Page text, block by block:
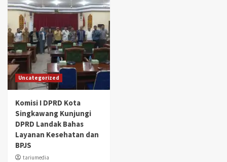
Uncategorized
Komisi I DPRD Kota
Singkawang Kunjungi
DPRD Landak Bahas
Layanan Kesehatan dan
BPJS
tariumedia